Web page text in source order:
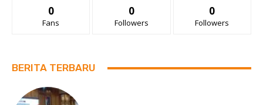
0
Fans
0
Followers
0
Followers
BERITA TERBARU